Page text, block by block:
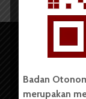
Badan
merupakan